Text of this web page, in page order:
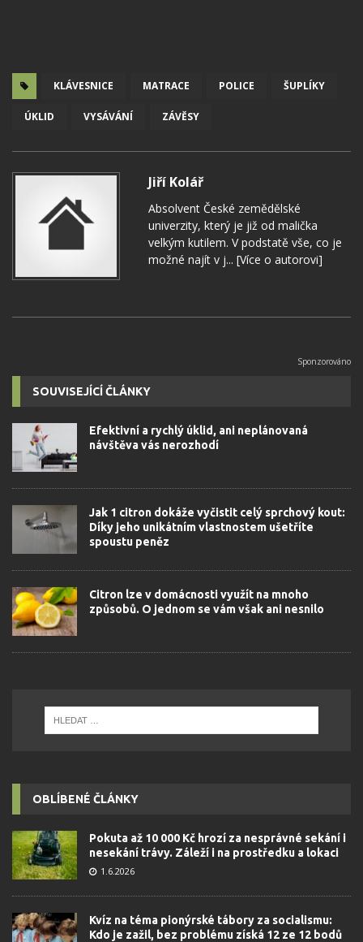
KLÁVESNICE MATRACE POLICE ŠUPLÍKY
ÚKLID VYSÁVÁNÍ ZÁVĚSY
Jiří Kolář
Absolvent České zemědělské
univerzity, který je již od malička
velkým kutilem. V podstatě vše, co je
možné najít v j... [Více o autorovi]
SOUVISEJÍCÍ ČLÁNKY
Efektivní a rychlý úklid, ani neplánovaná
návštěva vás nerozhodí
Jak 1 citron dokáže vyčistit celý sprchový kout:
Díky jeho unikátním vlastnostem ušetříte
spoustu peněz
Citron lze v domácnosti využít na mnoho
způsobů. O jednom se vám však ani nesnilo
OBLÍBENÉ ČLÁNKY
Pokuta až 10 000 Kč hrozí za nesprávné sekání i
nesekání trávy. Záleží i na prostředku a lokaci
1.6.2026
Kvíz na téma pionýrské tábory za socialismu:
Kdo je zažil, bez problému získá 12 ze 12 bodů